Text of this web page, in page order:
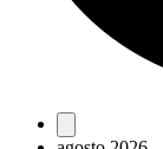
Eventos